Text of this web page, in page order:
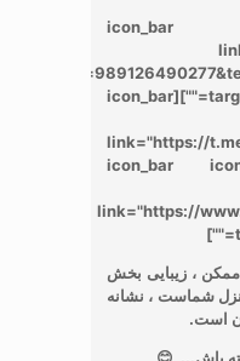
[icon_bar
target="_blanck" size="small" social=""][icon_bar
link="https://
size="small"
link="https://
، زیبایی بخش
شماست ، نشانه
است.